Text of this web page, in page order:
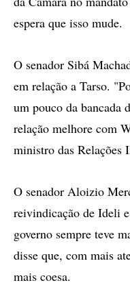
espera que isso mude.
O senador Sibá
em relação a Tarso.
um pouco da bancada
relação melhore com
ministro das Relações
O senador Aloizio
reivindicação de Ideli
governo sempre teve
disse que, com mais
mais coesa.